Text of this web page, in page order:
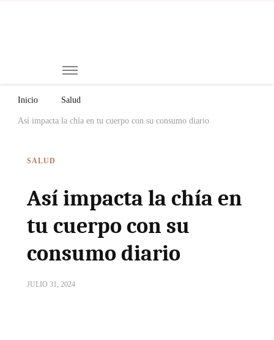
Inicio Salud
Así impacta la chía en tu cuerpo con su consumo diario
SALUD
Así impacta la chía en
tu cuerpo con su
consumo diario
JULIO 31, 2024